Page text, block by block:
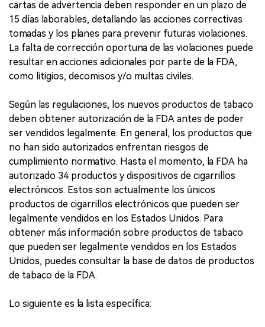
cartas de advertencia deben responder en un plazo de
15 días laborables, detallando las acciones correctivas
tomadas y los planes para prevenir futuras violaciones.
La falta de corrección oportuna de las violaciones puede
resultar en acciones adicionales por parte de la FDA,
como litigios, decomisos y/o multas civiles.
Según las regulaciones, los nuevos productos de tabaco
deben obtener autorización de la FDA antes de poder
ser vendidos legalmente. En general, los productos que
no han sido autorizados enfrentan riesgos de
cumplimiento normativo. Hasta el momento, la FDA ha
autorizado 34 productos y dispositivos de cigarrillos
electrónicos. Estos son actualmente los únicos
productos de cigarrillos electrónicos que pueden ser
legalmente vendidos en los Estados Unidos. Para
obtener más información sobre productos de tabaco
que pueden ser legalmente vendidos en los Estados
Unidos, puedes consultar la base de datos de productos
de tabaco de la FDA.
Lo siguiente es la lista específica: